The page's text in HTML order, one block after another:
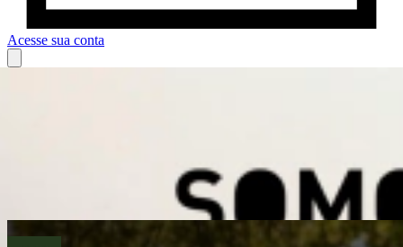
Acesse sua conta